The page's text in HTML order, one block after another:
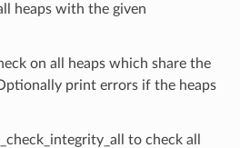
heaps with the given
on all heaps which share the
print errors if the heaps
to check all